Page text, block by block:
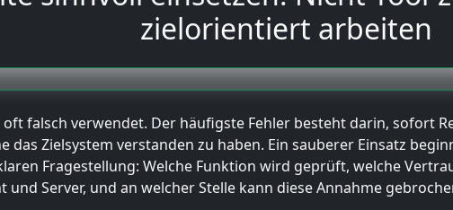
zielorientiert arbeiten
falsch verwendet. Der häufigste Fehler besteht darin, sofort
das Zielsystem verstanden zu haben. Ein sauberer Einsatz
Fragestellung: Welche Funktion wird geprüft, welche
und Server, und an welcher Stelle kann diese Annahme